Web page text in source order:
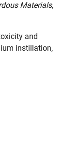
Materials,
and
instillation,